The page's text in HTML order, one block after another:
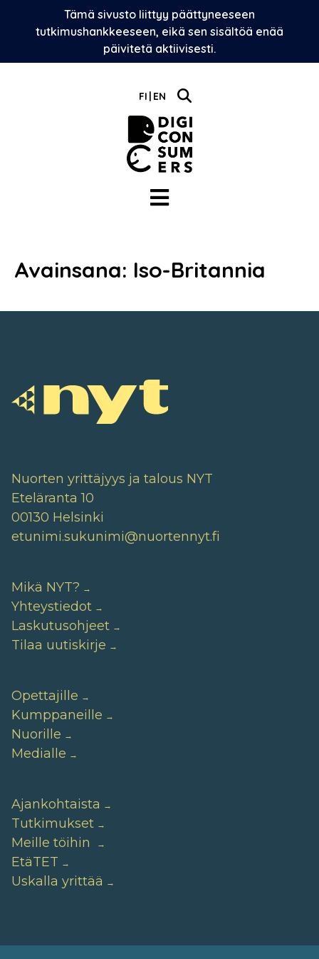
Tämä sivusto liittyy päättyneeseen
tutkimushankkeeseen, eikä sen sisältöä enää
päivitetä aktiivisesti.
FI EN
Avainsana: Iso-Britannia
Nuorten yrittäjyys ja talous NYT
Eteläranta 10
00130 Helsinki
etunimi.sukunimi@nuortennyt.fi
Mikä NYT?
Yhteystiedot
Laskutusohjeet
Tilaa uutiskirje
Opettajille
Kumppaneille
Nuorille
Medialle
Ajankohtaista
Tutkimukset
Meille töihin
EtäTET
Uskalla yrittää